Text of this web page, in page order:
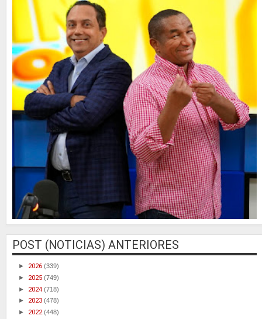
POST (NOTICIAS) ANTERIORES
► 2026 (339)
► 2025 (749)
► 2024 (718)
► 2023 (478)
► 2022(448)